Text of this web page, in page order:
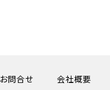
お問合せ 会社概要